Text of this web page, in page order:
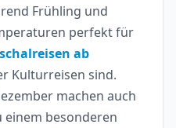
Frühling und
perfekt für
ab
Kulturreisen sind.
machen auch
einem besonderen